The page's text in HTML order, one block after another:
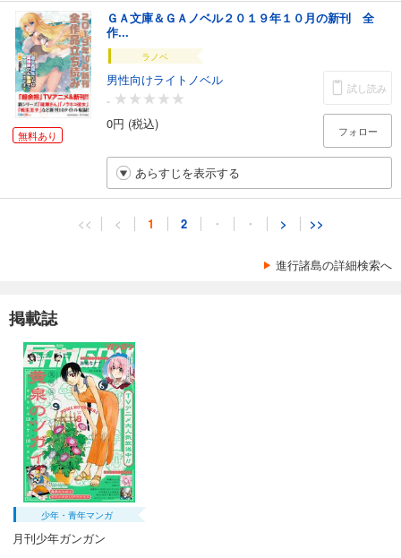
無料あり
ＧＡ文庫＆ＧＡノベル２０１９年１０月の新刊 全
作...
ラノベ
男性向けライトノベル
-
0円 (税込)
試し読み
フォロー
あらすじを表示する
<< < 1 2 ・ ・ > >>
進行諸島の詳細検索へ
掲載誌
少年・青年マンガ
月刊少年ガンガン